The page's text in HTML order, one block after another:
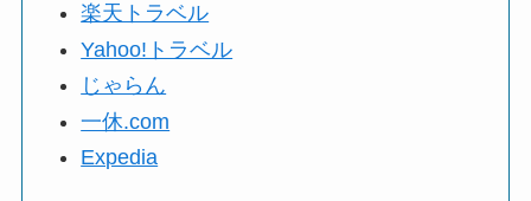
楽天トラベル
Yahoo!トラベル
じゃらん
一休.com
Expedia